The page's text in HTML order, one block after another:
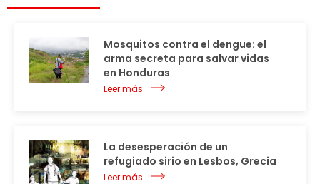
Mosquitos contra el dengue: el
arma secreta para salvar vidas
en Honduras
Leer más
La desesperación de un
refugiado sirio en Lesbos, Grecia
Leer más